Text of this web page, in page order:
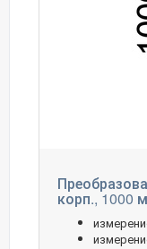
корп., 1000